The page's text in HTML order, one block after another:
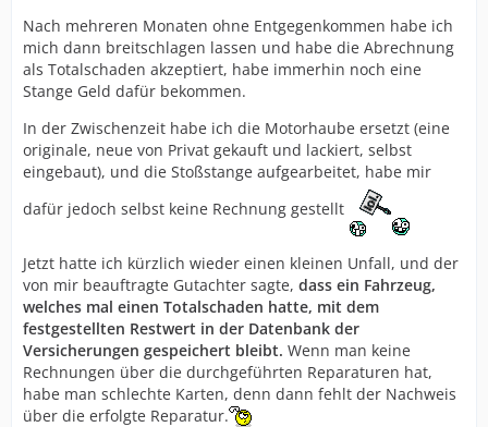
Nach mehreren Monaten ohne Entgegenkommen habe ich
mich dann breitschlagen lassen und habe die Abrechnung
als Totalschaden akzeptiert, habe immerhin noch eine
Stange Geld dafür bekommen.
In der Zwischenzeit habe ich die Motorhaube ersetzt (eine
originale, neue von Privat gekauft und lackiert, selbst
eingebaut), und die Stoßstange aufgearbeitet, habe mir
dafür jedoch selbst keine Rechnung gestellt
Jetzt hatte ich kürzlich wieder einen kleinen Unfall, und der
von mir beauftragte Gutachter sagte, dass ein Fahrzeug,
welches mal einen Totalschaden hatte, mit dem
festgestellten Restwert in der Datenbank der
Versicherungen gespeichert bleibt. Wenn man keine
Rechnungen über die durchgeführten Reparaturen hat,
habe man schlechte Karten, denn dann fehlt der Nachweis
über die erfolgte Reparatur.